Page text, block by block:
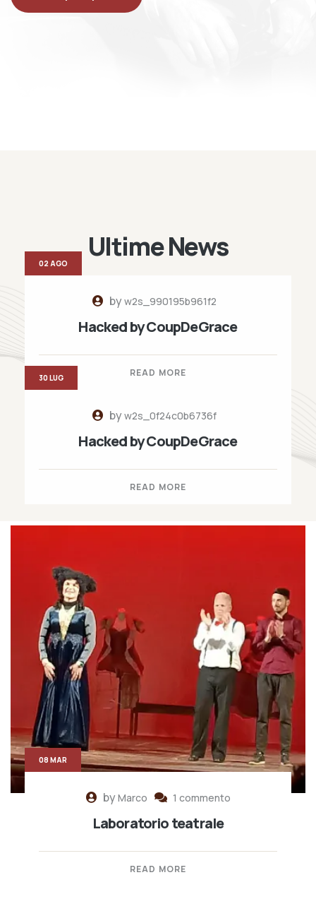
Ultime News
byw2s_990195b961f2
Hacked by CoupDeGrace
READ MORE
02 AGO
byw2s_0f24c0b6736f
Hacked by CoupDeGrace
READ MORE
30 LUG
byMarco 1 commento
Laboratorio teatrale
READ MORE
08 MAR